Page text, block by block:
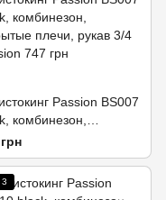
Passion BS007
комбинезон,
плечи, рукав 3/4
3